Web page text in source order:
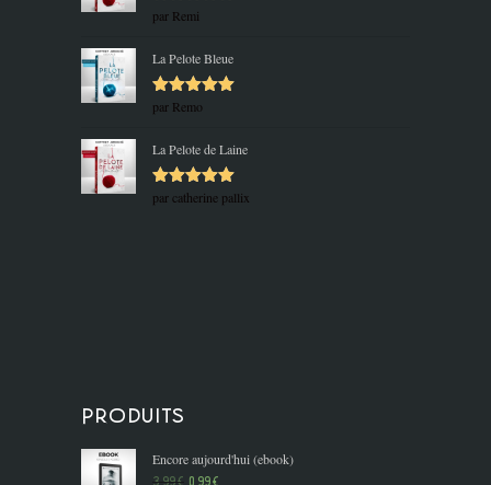
Note5sur
par Remi
La Pelote Bleue
Note5sur
par Remo
La Pelote de Laine
Note5sur
par catherine pallix
Produits
Encore aujourd'hui (ebook)
3,99€ Le
0,99€